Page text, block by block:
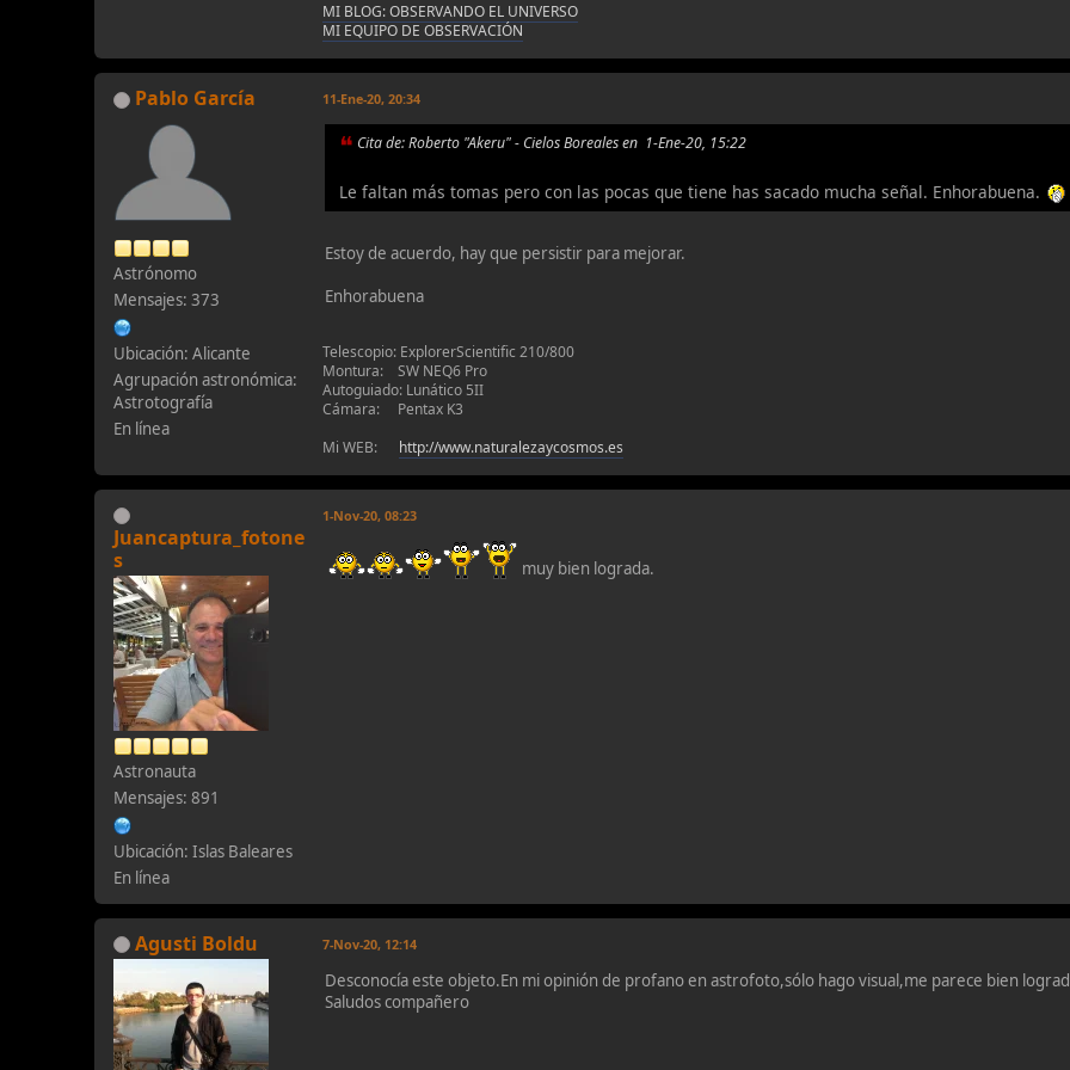
MI BLOG: OBSERVANDO EL UNIVERSO
MI EQUIPO DE OBSERVACIÓN
Pablo García
Astrónomo
Mensajes: 373
Ubicación: Alicante
Agrupación astronómica:
Astrotografía
En línea
11-Ene-20, 20:34
Cita de: Roberto "Akeru" - Cielos Boreales en 1-Ene-20, 15:22
Le faltan más tomas pero con las pocas que tiene has sacado mucha señal. Enhorabuena.
Estoy de acuerdo, hay que persistir para mejorar.
Enhorabuena
Telescopio: ExplorerScientific 210/800
Montura: SW NEQ6 Pro
Autoguiado: Lunático 5II
Cámara: Pentax K3
Mi WEB: http://www.naturalezaycosmos.es
Juancaptura_fotone
s
Astronauta
Mensajes: 891
Ubicación: Islas Baleares
En línea
1-Nov-20, 08:23
muy bien lograda.
Agusti Boldu 7-Nov-20, 12:14
Desconocía este objeto.En mi opinión de profano en astrofoto,sólo hago visual,me parece bien
Saludos compañero